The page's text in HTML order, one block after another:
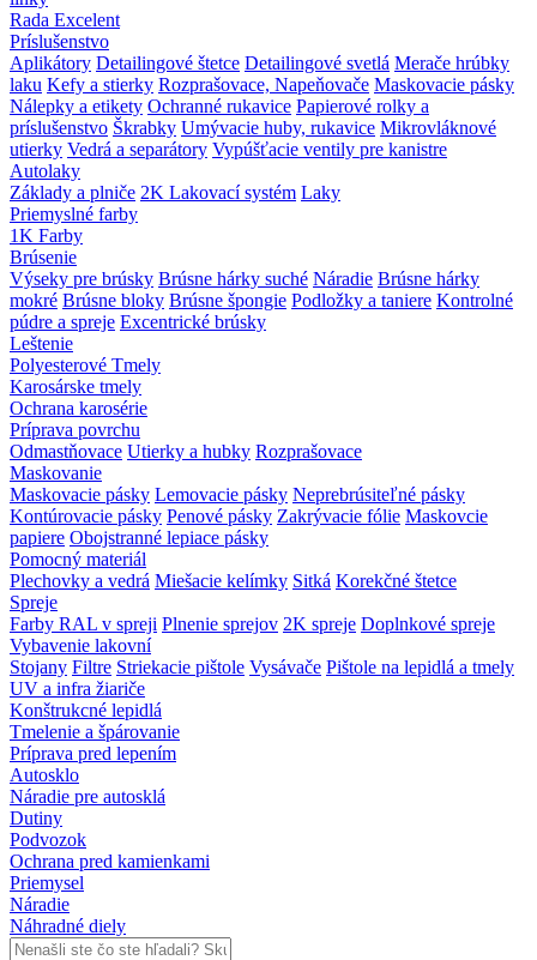
Rada Excelent
Príslušenstvo
Aplikátory Detailingové štetce Detailingové svetlá Merače hrúbky
laku Kefy a stierky Rozprašovace, Napeňovače Maskovacie pásky
Nálepky a etikety Ochranné rukavice Papierové rolky a
príslušenstvo Škrabky Umývacie huby, rukavice Mikrovláknové
utierky Vedrá a separátory Vypúšťacie ventily pre kanistre
Autolaky
Základy a plniče 2K Lakovací systém Laky
Priemyslné farby
1K Farby
Brúsenie
Výseky pre brúsky Brúsne hárky suché Náradie Brúsne hárky
mokré Brúsne bloky Brúsne špongie Podložky a taniere Kontrolné
púdre a spreje Excentrické brúsky
Leštenie
Polyesterové Tmely
Karosárske tmely
Ochrana karosérie
Príprava povrchu
Odmastňovace Utierky a hubky Rozprašovace
Maskovanie
Maskovacie pásky Lemovacie pásky Neprebrúsiteľné pásky
Kontúrovacie pásky Penové pásky Zakrývacie fólie Maskovcie
papiere Obojstranné lepiace pásky
Pomocný materiál
Plechovky a vedrá Miešacie kelímky Sitká Korekčné štetce
Spreje
Farby RAL v spreji Plnenie sprejov 2K spreje Doplnkové spreje
Vybavenie lakovní
Stojany Filtre Striekacie pištole Vysávače Pištole na lepidlá a tmely
UV a infra žiariče
Konštrukcné lepidlá
Tmelenie a špárovanie
Príprava pred lepením
Autosklo
Náradie pre autosklá
Dutiny
Podvozok
Ochrana pred kamienkami
Priemysel
Náradie
Náhradné diely